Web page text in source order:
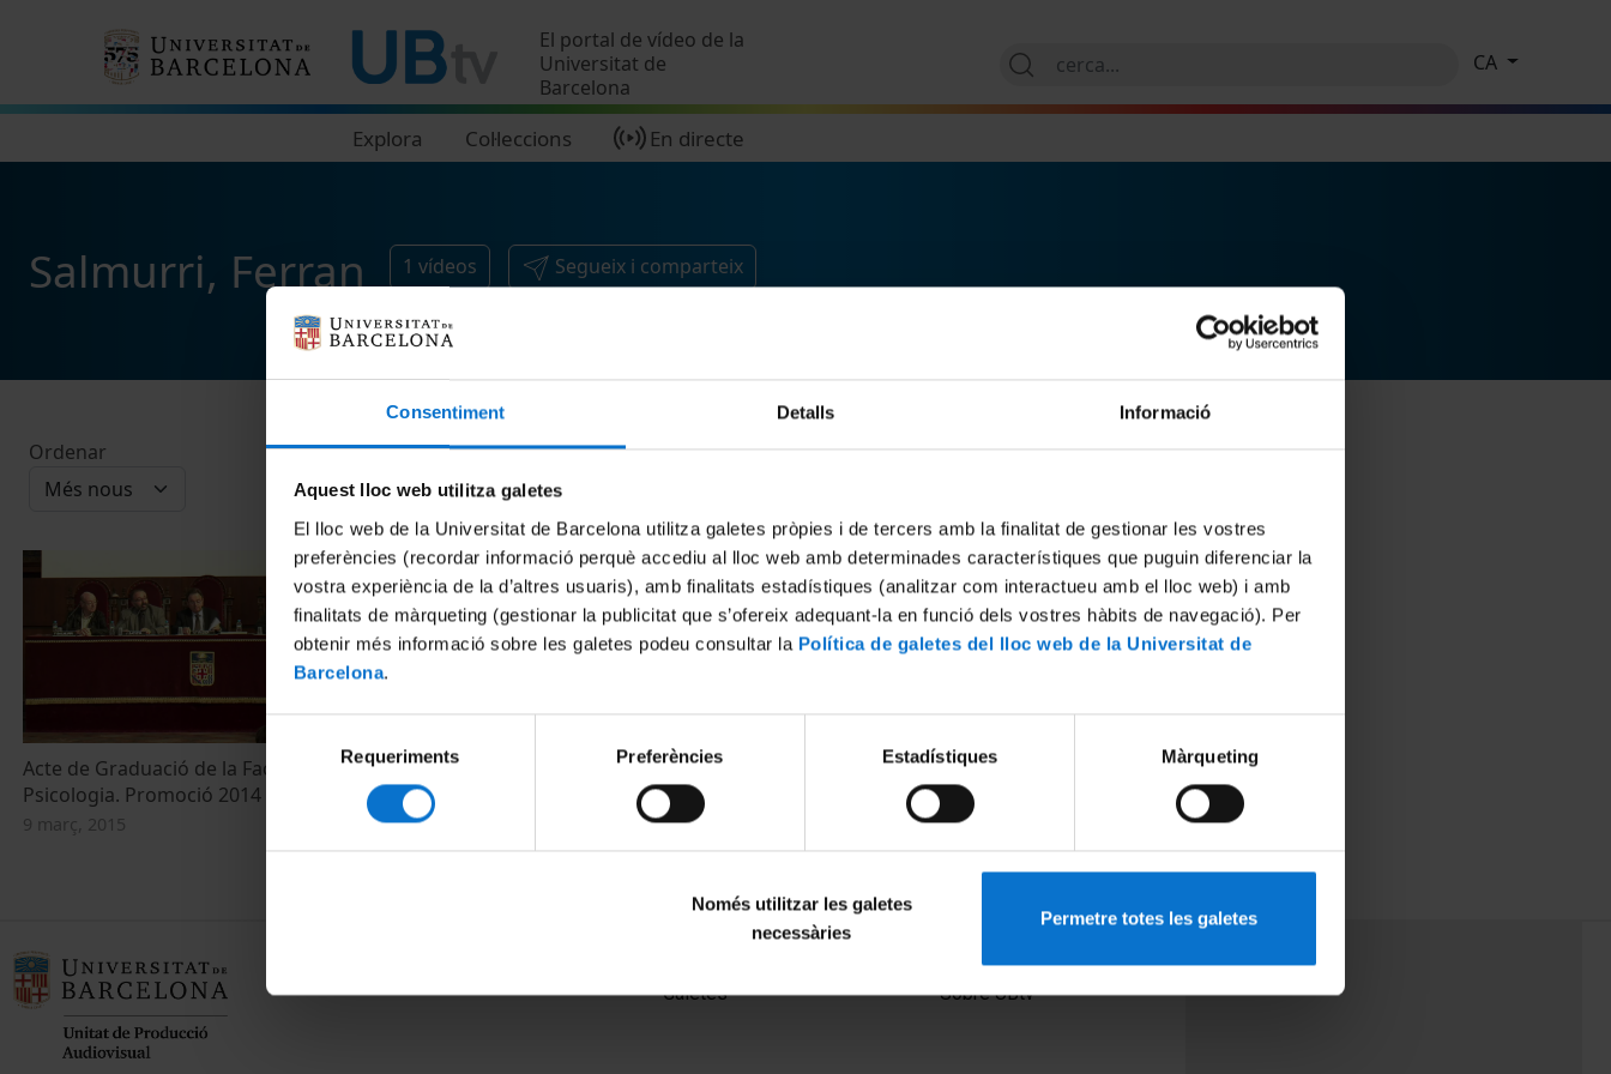
Consentiment Detalls Informació
Aquest lloc web utilitza galetes
El lloc web de la Universitat de Barcelona utilitza galetes pròpies i de tercers amb la finalitat de gestionar les vostres
preferències (recordar informació perquè accediu al lloc web amb determinades característiques que puguin diferenciar la
vostra experiència de la d’altres usuaris), amb finalitats estadístiques (analitzar com interactueu amb el lloc web) i amb
finalitats de màrqueting (gestionar la publicitat que s’ofereix adequant-la en funció dels vostres hàbits de navegació). Per
obtenir més informació sobre les galetes podeu consultar la Política de galetes del lloc web de la Universitat de
Barcelona.
consentiment
Requeriments Preferències Estadístiques Màrqueting
Només utilitzar les galetes
necessàries
Permetre totes les galetes
El portal de vídeo de la
Universitat de
Barcelona
Explora Col·leccions En directe
CA
Salmurri, Ferran 1 vídeos Segueix i comparteix
Ordenar
Acte de Graduació de la Facultat de
Psicologia. Promoció 2014
9 març, 2015
Galetes
Sobre UBtv